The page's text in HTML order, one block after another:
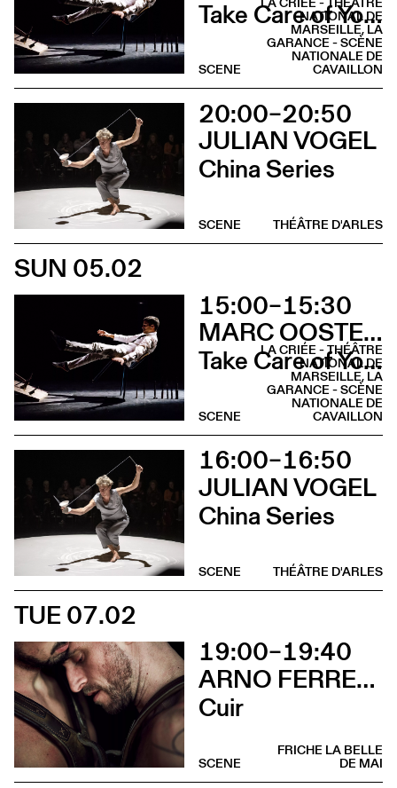
Take Care of Yourself
NATIONAL DE
MARSEILLE, LA
GARANCE - SCÈNE
NATIONALE DE
CAVAILLON
SCENE
20:00–20:50
JULIAN VOGEL
China Series
THÉÂTRE D'ARLES
SCENE
SUN 05.02
15:00–15:30
MARC OOSTERHOFF
Take Care of Yourself
LA CRIÉE - THÉÂTRE
NATIONAL DE
MARSEILLE, LA
GARANCE - SCÈNE
NATIONALE DE
CAVAILLON
SCENE
16:00–16:50
JULIAN VOGEL
China Series
THÉÂTRE D'ARLES
SCENE
TUE 07.02
19:00–19:40
ARNO FERRERA & GILLES POLET CIE UN LOUP POUR L'HOMME
Cuir
FRICHE LA BELLE
DE MAI
SCENE